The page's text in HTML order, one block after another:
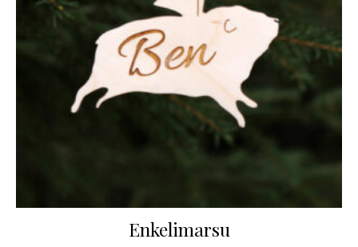
Enkelimarsu